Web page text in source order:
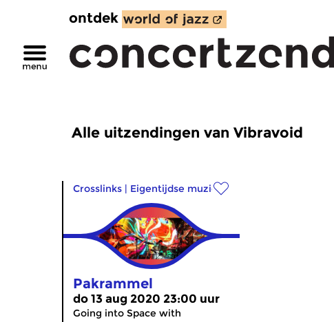
ontdek
Alle uitzendingen van Vibravoid
Crosslinks | Eigentijdse muziek
Pakrammel
do 13 aug 2020 23:00 uur
Going into Space with